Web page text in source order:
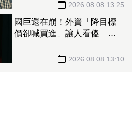
2026.08.08 13:25
國巨還在崩！外資「降目標
價卻喊買進」讓人看傻 達
2026.08.08 13:10